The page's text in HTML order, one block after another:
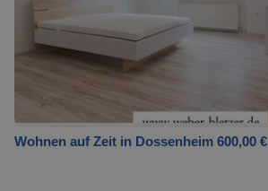
Wohnen auf Zeit in Dossenheim 600,00 €